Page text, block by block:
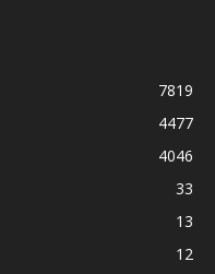
7819
4477
4046
33
13
12